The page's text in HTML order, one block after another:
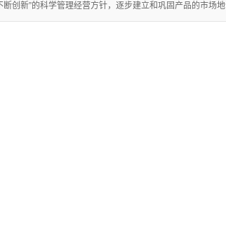
创新”的科学管理经营方针，逐步建立和巩固产品的市场